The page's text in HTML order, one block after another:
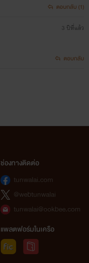
ตอบกลับ (1)
3 ปีที่แล้ว
ตอบกลับ
ช่องทางติดต่อ
tunwalai.com
@webtunwalai
tunwalai@ookbee.com
แพลตฟอร์มในเครือ